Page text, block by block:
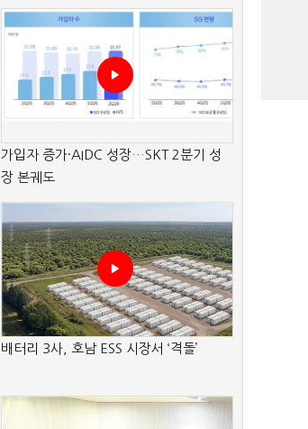
가입자 증가·AIDC 성장…SKT 2분기 성
장 본궤도
배터리 3사, 호남 ESS 시장서 ‘격돌’